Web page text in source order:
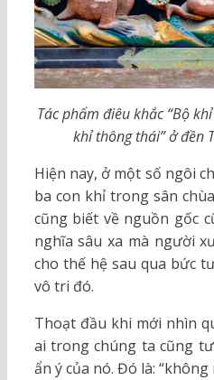
Tác phẩm điêu khắc “Bộ
khỉ thông thái” ở đền
Hiện nay, ở một số ngôi
ba con khỉ trong sân
cũng biết về nguồn gốc
nghĩa sâu xa mà người
cho thế hệ sau qua bức
vô tri đó.
Thoạt đầu khi mới nhìn
ai trong chúng ta cũng
ẩn ý của nó. Đó là: